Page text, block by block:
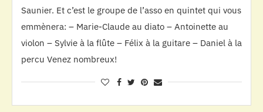
Saunier. Et c’est le groupe de l’asso en quintet qui vous
emmènera: – Marie-Claude au diato – Antoinette au
violon – Sylvie à la flûte – Félix à la guitare – Daniel à la
percu Venez nombreux!